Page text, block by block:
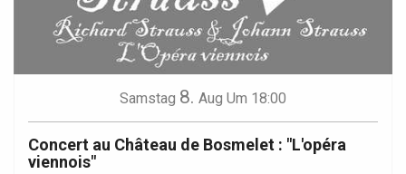
Samstag 8. Aug Um 18:00
Concert au Château de Bosmelet : "L'opéra
viennois"